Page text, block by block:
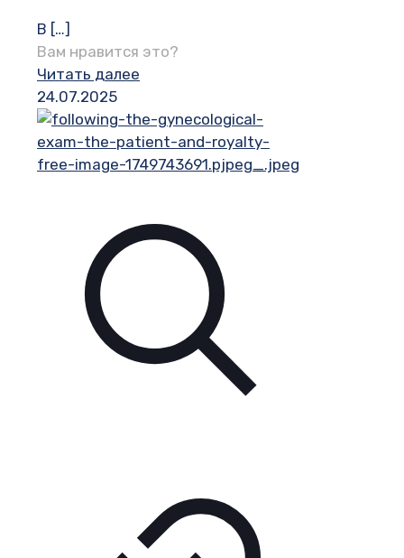
В […]
Вам нравится это?
Читать далее
24.07.2025